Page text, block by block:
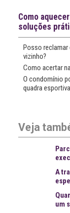
Notícias
Como
soluções
Posso reclamar
vizinho?
Como acertar
O condomínio
quadra
Veja
A
um